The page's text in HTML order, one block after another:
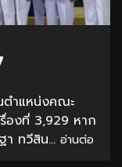
ตำแหน่งคณะ
องที่ 3,929 หาก
า ทวีสิน... อ่านต่อ